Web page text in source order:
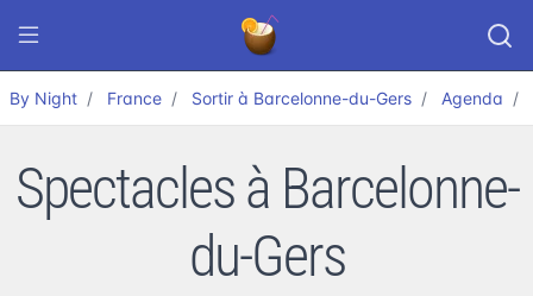
By Night France Sortir à Barcelonne-du-Gers Agenda
Spectacles à Barcelonne-
du-Gers